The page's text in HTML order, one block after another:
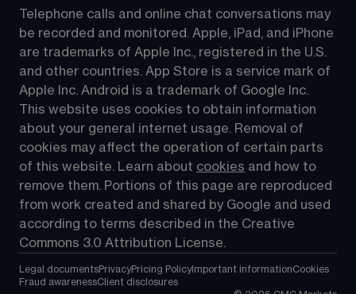
Telephone calls and online chat conversations may
be recorded and monitored. Apple, iPad, and iPhone
are trademarks of Apple Inc., registered in the U.S.
and other countries. App Store is a service mark of
Apple Inc. Android is a trademark of Google Inc.
This website uses cookies to obtain information
about your general internet usage. Removal of
cookies may affect the operation of certain parts
of this website. Learn about cookies and how to
remove them. Portions of this page are reproduced
from work created and shared by Google and used
according to terms described in the Creative
Commons 3.0 Attribution License.
Legal documentsPrivacyPricing PolicyImportant informationCookies
Fraud awarenessClient disclosures